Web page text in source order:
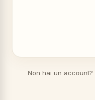
Non hai un account?